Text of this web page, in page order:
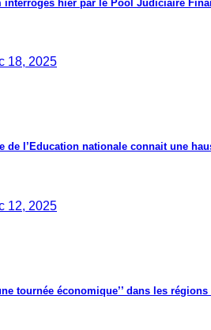
interrogés hier par le Pool Judiciaire
18, 2025
de l’Education nationale connait une
12, 2025
tournée économique’’ dans les